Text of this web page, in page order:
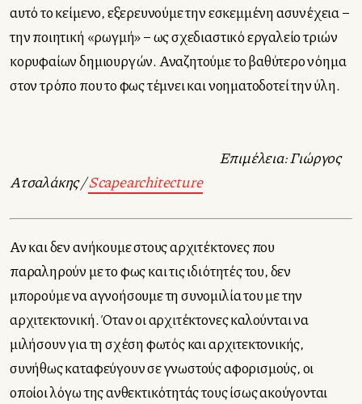
αυτό το κείμενο, εξερευνούμε την εσκεμμένη ασυνέχεια –
την ποιητική «ρωγμή» – ως σχεδιαστικό εργαλείο τριών
κορυφαίων δημιουργών. Αναζητούμε το βαθύτερο νόημα
στον τρόπο που το φως τέμνει και νοηματοδοτεί την ύλη.
Επιμέλεια: Γιώργος
Ατσαλάκης /Scapearchitecture
Αν και δεν ανήκουμε στους αρχιτέκτονες που
παραληρούν με το φως και τις ιδιότητές του, δεν
μπορούμε να αγνοήσουμε τη συνομιλία του με την
αρχιτεκτονική. Όταν οι αρχιτέκτονες καλούνται να
μιλήσουν για τη σχέση φωτός και αρχιτεκτονικής,
συνήθως καταφεύγουν σε γνωστούς αφορισμούς, οι
οποίοι λόγω της ανθεκτικότητάς τους ίσως ακούγονται